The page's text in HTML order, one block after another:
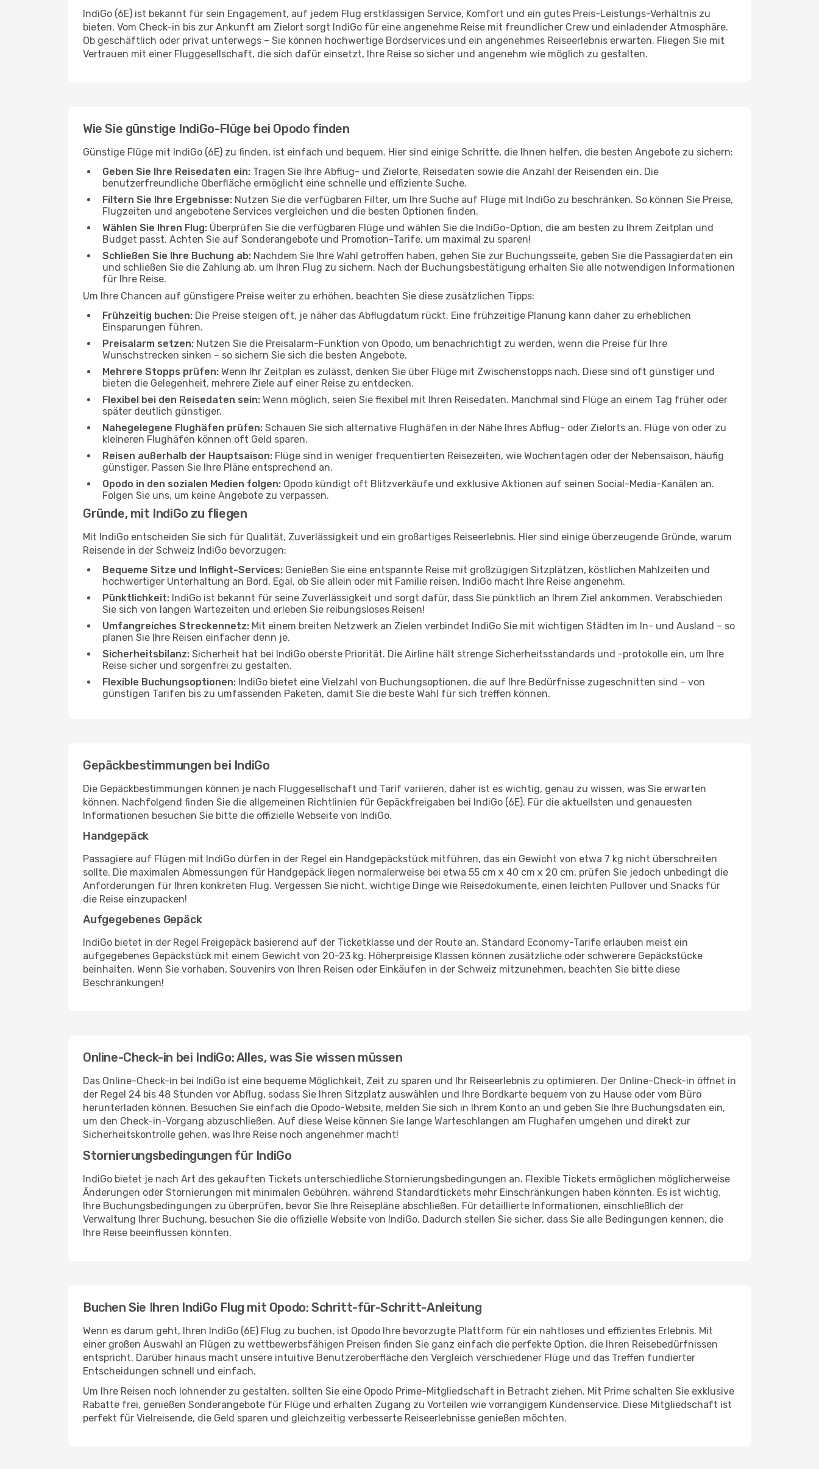
IndiGo (6E) ist bekannt für sein Engagement, auf jedem Flug erstklassigen Service, Komfort und ein gutes Preis-Leistungs-Verhältnis zu
bieten. Vom Check-in bis zur Ankunft am Zielort sorgt IndiGo für eine angenehme Reise mit freundlicher Crew und einladender Atmosphäre.
Ob geschäftlich oder privat unterwegs – Sie können hochwertige Bordservices und ein angenehmes Reiseerlebnis erwarten. Fliegen Sie mit
Vertrauen mit einer Fluggesellschaft, die sich dafür einsetzt, Ihre Reise so sicher und angenehm wie möglich zu gestalten.
Wie Sie günstige IndiGo-Flüge bei Opodo finden
Günstige Flüge mit IndiGo (6E) zu finden, ist einfach und bequem. Hier sind einige Schritte, die Ihnen helfen, die besten Angebote zu sichern:
Geben Sie Ihre Reisedaten ein: Tragen Sie Ihre Abflug- und Zielorte, Reisedaten sowie die Anzahl der Reisenden ein. Die
benutzerfreundliche Oberfläche ermöglicht eine schnelle und effiziente Suche.
Filtern Sie Ihre Ergebnisse: Nutzen Sie die verfügbaren Filter, um Ihre Suche auf Flüge mit IndiGo zu beschränken. So können Sie Preise,
Flugzeiten und angebotene Services vergleichen und die besten Optionen finden.
Wählen Sie Ihren Flug: Überprüfen Sie die verfügbaren Flüge und wählen Sie die IndiGo-Option, die am besten zu Ihrem Zeitplan und
Budget passt. Achten Sie auf Sonderangebote und Promotion-Tarife, um maximal zu sparen!
Schließen Sie Ihre Buchung ab: Nachdem Sie Ihre Wahl getroffen haben, gehen Sie zur Buchungsseite, geben Sie die Passagierdaten ein
und schließen Sie die Zahlung ab, um Ihren Flug zu sichern. Nach der Buchungsbestätigung erhalten Sie alle notwendigen Informationen
für Ihre Reise.
Um Ihre Chancen auf günstigere Preise weiter zu erhöhen, beachten Sie diese zusätzlichen Tipps:
Frühzeitig buchen: Die Preise steigen oft, je näher das Abflugdatum rückt. Eine frühzeitige Planung kann daher zu erheblichen
Einsparungen führen.
Preisalarm setzen: Nutzen Sie die Preisalarm-Funktion von Opodo, um benachrichtigt zu werden, wenn die Preise für Ihre
Wunschstrecken sinken – so sichern Sie sich die besten Angebote.
Mehrere Stopps prüfen: Wenn Ihr Zeitplan es zulässt, denken Sie über Flüge mit Zwischenstopps nach. Diese sind oft günstiger und
bieten die Gelegenheit, mehrere Ziele auf einer Reise zu entdecken.
Flexibel bei den Reisedaten sein: Wenn möglich, seien Sie flexibel mit Ihren Reisedaten. Manchmal sind Flüge an einem Tag früher oder
später deutlich günstiger.
Nahegelegene Flughäfen prüfen: Schauen Sie sich alternative Flughäfen in der Nähe Ihres Abflug- oder Zielorts an. Flüge von oder zu
kleineren Flughäfen können oft Geld sparen.
Reisen außerhalb der Hauptsaison: Flüge sind in weniger frequentierten Reisezeiten, wie Wochentagen oder der Nebensaison, häufig
günstiger. Passen Sie Ihre Pläne entsprechend an.
Opodo in den sozialen Medien folgen: Opodo kündigt oft Blitzverkäufe und exklusive Aktionen auf seinen Social-Media-Kanälen an.
Folgen Sie uns, um keine Angebote zu verpassen.
Gründe, mit IndiGo zu fliegen
Mit IndiGo entscheiden Sie sich für Qualität, Zuverlässigkeit und ein großartiges Reiseerlebnis. Hier sind einige überzeugende Gründe, warum
Reisende in der Schweiz IndiGo bevorzugen:
Bequeme Sitze und Inflight-Services: Genießen Sie eine entspannte Reise mit großzügigen Sitzplätzen, köstlichen Mahlzeiten und
hochwertiger Unterhaltung an Bord. Egal, ob Sie allein oder mit Familie reisen, IndiGo macht Ihre Reise angenehm.
Pünktlichkeit: IndiGo ist bekannt für seine Zuverlässigkeit und sorgt dafür, dass Sie pünktlich an Ihrem Ziel ankommen. Verabschieden
Sie sich von langen Wartezeiten und erleben Sie reibungsloses Reisen!
Umfangreiches Streckennetz: Mit einem breiten Netzwerk an Zielen verbindet IndiGo Sie mit wichtigen Städten im In- und Ausland – so
planen Sie Ihre Reisen einfacher denn je.
Sicherheitsbilanz: Sicherheit hat bei IndiGo oberste Priorität. Die Airline hält strenge Sicherheitsstandards und -protokolle ein, um Ihre
Reise sicher und sorgenfrei zu gestalten.
Flexible Buchungsoptionen: IndiGo bietet eine Vielzahl von Buchungsoptionen, die auf Ihre Bedürfnisse zugeschnitten sind – von
günstigen Tarifen bis zu umfassenden Paketen, damit Sie die beste Wahl für sich treffen können.
Gepäckbestimmungen bei IndiGo
Die Gepäckbestimmungen können je nach Fluggesellschaft und Tarif variieren, daher ist es wichtig, genau zu wissen, was Sie erwarten
können. Nachfolgend finden Sie die allgemeinen Richtlinien für Gepäckfreigaben bei IndiGo (6E). Für die aktuellsten und genauesten
Informationen besuchen Sie bitte die offizielle Webseite von IndiGo.
Handgepäck
Passagiere auf Flügen mit IndiGo dürfen in der Regel ein Handgepäckstück mitführen, das ein Gewicht von etwa 7 kg nicht überschreiten
sollte. Die maximalen Abmessungen für Handgepäck liegen normalerweise bei etwa 55 cm x 40 cm x 20 cm, prüfen Sie jedoch unbedingt die
Anforderungen für Ihren konkreten Flug. Vergessen Sie nicht, wichtige Dinge wie Reisedokumente, einen leichten Pullover und Snacks für
die Reise einzupacken!
Aufgegebenes Gepäck
IndiGo bietet in der Regel Freigepäck basierend auf der Ticketklasse und der Route an. Standard Economy-Tarife erlauben meist ein
aufgegebenes Gepäckstück mit einem Gewicht von 20-23 kg. Höherpreisige Klassen können zusätzliche oder schwerere Gepäckstücke
beinhalten. Wenn Sie vorhaben, Souvenirs von Ihren Reisen oder Einkäufen in der Schweiz mitzunehmen, beachten Sie bitte diese
Beschränkungen!
Online-Check-in bei IndiGo: Alles, was Sie wissen müssen
Das Online-Check-in bei IndiGo ist eine bequeme Möglichkeit, Zeit zu sparen und Ihr Reiseerlebnis zu optimieren. Der Online-Check-in öffnet in
der Regel 24 bis 48 Stunden vor Abflug, sodass Sie Ihren Sitzplatz auswählen und Ihre Bordkarte bequem von zu Hause oder vom Büro
herunterladen können. Besuchen Sie einfach die Opodo-Website, melden Sie sich in Ihrem Konto an und geben Sie Ihre Buchungsdaten ein,
um den Check-in-Vorgang abzuschließen. Auf diese Weise können Sie lange Warteschlangen am Flughafen umgehen und direkt zur
Sicherheitskontrolle gehen, was Ihre Reise noch angenehmer macht!
Stornierungsbedingungen für IndiGo
IndiGo bietet je nach Art des gekauften Tickets unterschiedliche Stornierungsbedingungen an. Flexible Tickets ermöglichen möglicherweise
Änderungen oder Stornierungen mit minimalen Gebühren, während Standardtickets mehr Einschränkungen haben könnten. Es ist wichtig,
Ihre Buchungsbedingungen zu überprüfen, bevor Sie Ihre Reisepläne abschließen. Für detaillierte Informationen, einschließlich der
Verwaltung Ihrer Buchung, besuchen Sie die offizielle Website von IndiGo. Dadurch stellen Sie sicher, dass Sie alle Bedingungen kennen, die
Ihre Reise beeinflussen könnten.
Buchen Sie Ihren IndiGo Flug mit Opodo: Schritt-für-Schritt-Anleitung
Wenn es darum geht, Ihren IndiGo (6E) Flug zu buchen, ist Opodo Ihre bevorzugte Plattform für ein nahtloses und effizientes Erlebnis. Mit
einer großen Auswahl an Flügen zu wettbewerbsfähigen Preisen finden Sie ganz einfach die perfekte Option, die Ihren Reisebedürfnissen
entspricht. Darüber hinaus macht unsere intuitive Benutzeroberfläche den Vergleich verschiedener Flüge und das Treffen fundierter
Entscheidungen schnell und einfach.
Um Ihre Reisen noch lohnender zu gestalten, sollten Sie eine Opodo Prime-Mitgliedschaft in Betracht ziehen. Mit Prime schalten Sie exklusive
Rabatte frei, genießen Sonderangebote für Flüge und erhalten Zugang zu Vorteilen wie vorrangigem Kundenservice. Diese Mitgliedschaft ist
perfekt für Vielreisende, die Geld sparen und gleichzeitig verbesserte Reiseerlebnisse genießen möchten.